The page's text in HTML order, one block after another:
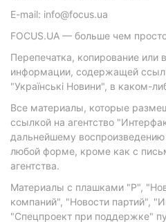
E-mail: info@focus.ua
FOCUS.UA — больше чем
Перепечатка, копирование или
информации, содержащей
"Українські Новини", в каком-
Все материалы, которые
ссылкой на агентство
дальнейшему
любой форме, кроме как с
агентства.
Материалы с плашками "Р",
компаний", "Новости партий",
"Спецпроект при поддержке"